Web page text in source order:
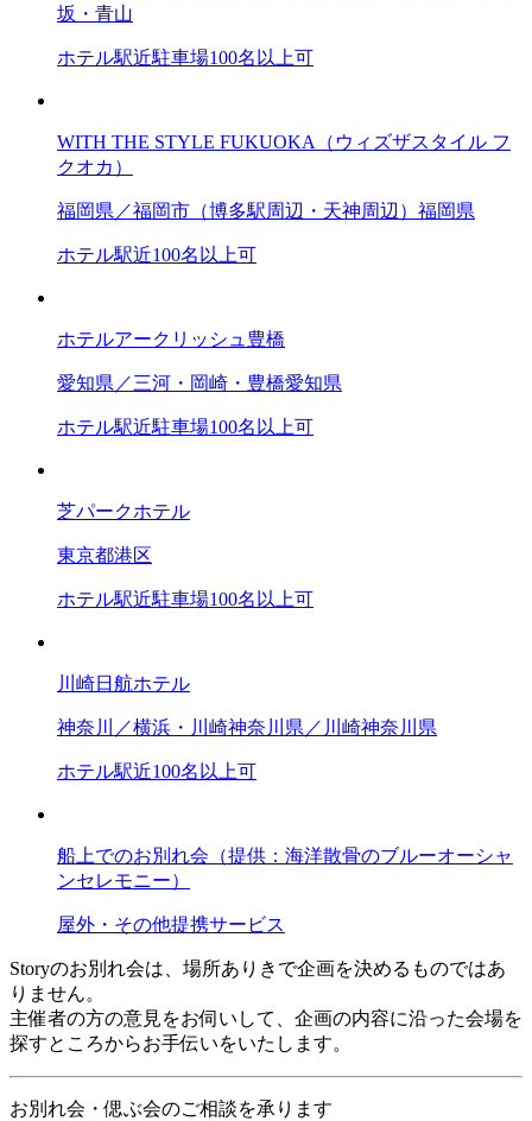
坂・青山
ホテル駅近駐車場100名以上可
WITH THE STYLE FUKUOKA（ウィズザスタイル フ
クオカ）
福岡県／福岡市（博多駅周辺・天神周辺） 福岡県
ホテル駅近100名以上可
ホテルアークリッシュ豊橋
愛知県／三河・岡崎・豊橋愛知県
ホテル駅近駐車場100名以上可
芝パークホテル
東京都港区
ホテル駅近駐車場100名以上可
川崎日航ホテル
神奈川／横浜・川崎神奈川県／川崎神奈川県
ホテル駅近100名以上可
船上でのお別れ会（提供：海洋散骨のブルーオーシャ
ンセレモニー）
屋外・その他提携サービス
Storyのお別れ会は、場所ありきで企画を決めるものではあ
りません。
主催者の方の意見をお伺いして、企画の内容に沿った会場を
探すところからお手伝いをいたします。
お別れ会・偲ぶ会のご相談を承ります